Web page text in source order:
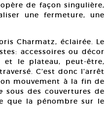
de façon singulière,
une fermeture, une
Charmatz, éclairée. Le
accessoires ou décor
et le plateau, peut-être,
C’est donc l’arrêt
mouvement à la fin de
sous des couvertures de
que la pénombre sur le